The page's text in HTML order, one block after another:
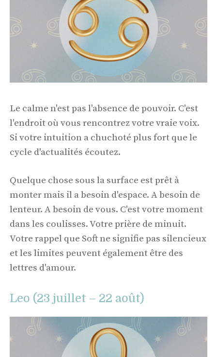
Le calme n'est pas l'absence de pouvoir. C'est
l'endroit où vous rencontrez votre vraie voix.
Si votre intuition a chuchoté plus fort que le
cycle d'actualités écoutez.
Quelque chose sous la surface est prêt à
monter mais il a besoin d'espace. A besoin de
lenteur. A besoin de vous. C'est votre moment
dans les coulisses. Votre prière de minuit.
Votre rappel que Soft ne signifie pas silencieux
et les limites peuvent également être des
lettres d'amour.
Leo (23 juillet – 22 août)